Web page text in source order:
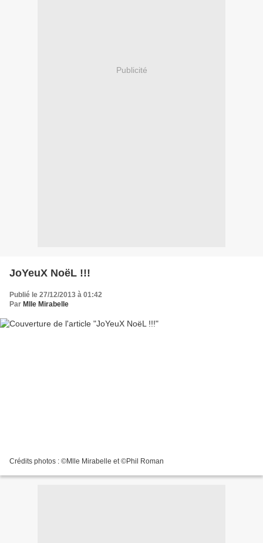
Publicité
JoYeuX NoëL !!!
Publié le 27/12/2013 à 01:42
Par Mlle Mirabelle
Crédits photos : ©Mlle Mirabelle et ©Phil Roman